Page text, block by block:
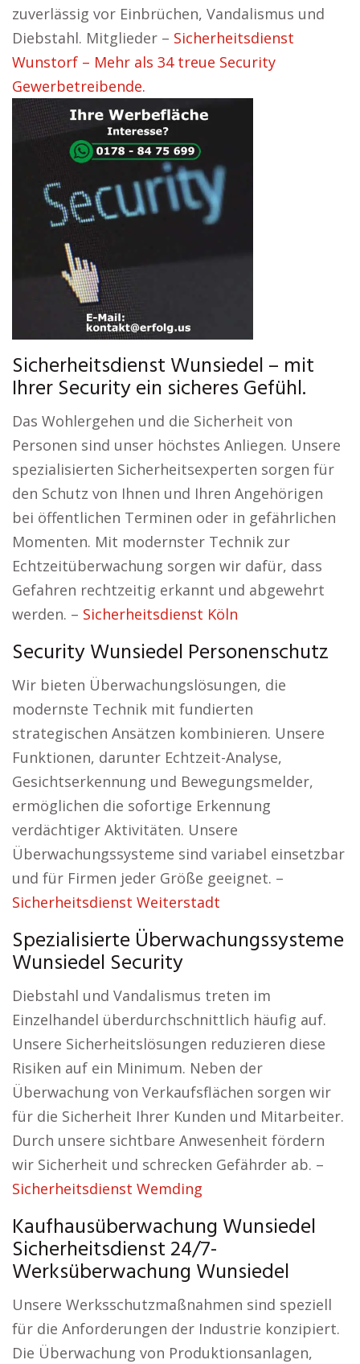
zuverlässig vor Einbrüchen, Vandalismus und
Diebstahl. Mitglieder – Sicherheitsdienst
Wunstorf – Mehr als 34 treue Security
Gewerbetreibende.
Sicherheitsdienst Wunsiedel – mit
Ihrer Security ein sicheres Gefühl.
Das Wohlergehen und die Sicherheit von
Personen sind unser höchstes Anliegen. Unsere
spezialisierten Sicherheitsexperten sorgen für
den Schutz von Ihnen und Ihren Angehörigen
bei öffentlichen Terminen oder in gefährlichen
Momenten. Mit modernster Technik zur
Echtzeitüberwachung sorgen wir dafür, dass
Gefahren rechtzeitig erkannt und abgewehrt
werden. – Sicherheitsdienst Köln
Security Wunsiedel Personenschutz
Wir bieten Überwachungslösungen, die
modernste Technik mit fundierten
strategischen Ansätzen kombinieren. Unsere
Funktionen, darunter Echtzeit-Analyse,
Gesichtserkennung und Bewegungsmelder,
ermöglichen die sofortige Erkennung
verdächtiger Aktivitäten. Unsere
Überwachungssysteme sind variabel einsetzbar
und für Firmen jeder Größe geeignet. –
Sicherheitsdienst Weiterstadt
Spezialisierte Überwachungssysteme
Wunsiedel Security
Diebstahl und Vandalismus treten im
Einzelhandel überdurchschnittlich häufig auf.
Unsere Sicherheitslösungen reduzieren diese
Risiken auf ein Minimum. Neben der
Überwachung von Verkaufsflächen sorgen wir
für die Sicherheit Ihrer Kunden und Mitarbeiter.
Durch unsere sichtbare Anwesenheit fördern
wir Sicherheit und schrecken Gefährder ab. –
Sicherheitsdienst Wemding
Kaufhausüberwachung Wunsiedel
Sicherheitsdienst 24/7-
Werksüberwachung Wunsiedel
Unsere Werksschutzmaßnahmen sind speziell
für die Anforderungen der Industrie konzipiert.
Die Überwachung von Produktionsanlagen,